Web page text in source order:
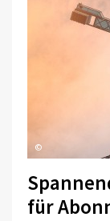
©
für